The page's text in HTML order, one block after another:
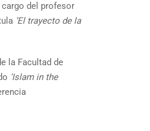
del profesor
‘El trayecto de la
la Facultad de
‘Islam in the